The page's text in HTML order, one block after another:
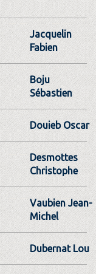
Jacquelin
Fabien
Boju
Sébastien
Douieb Oscar
Desmottes
Christophe
Vaubien Jean-
Michel
Dubernat Lou